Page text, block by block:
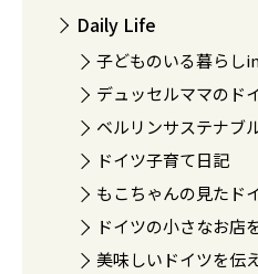
Daily Life
子どものいる暮らし
デュッセルママのド
ベルリンサステナブ
ドイツ子育て日記
もこちゃんの見たド
ドイツの小さなお店
美味しいドイツを伝